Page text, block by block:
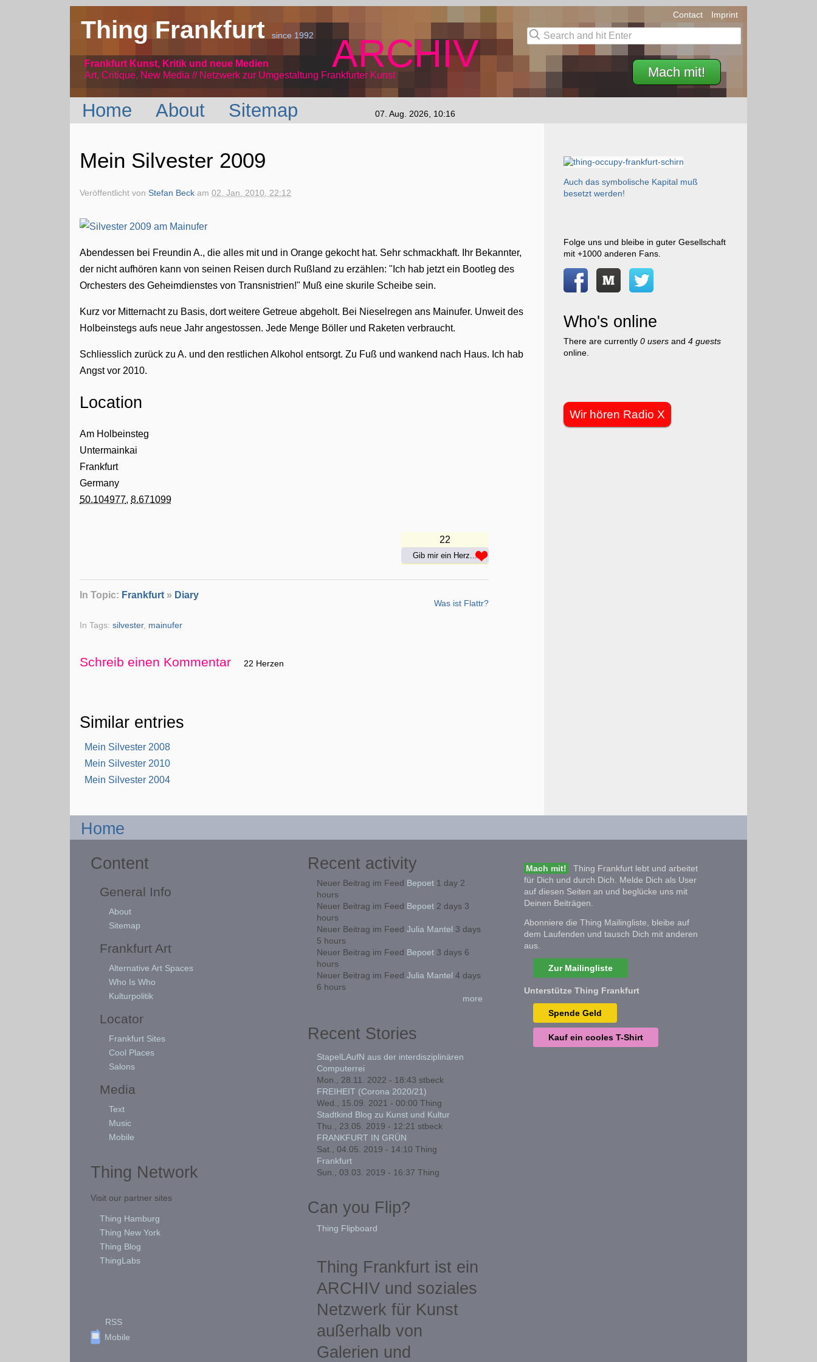
Thing Frankfurtsince 1992
Frankfurt Kunst, Kritik und neue Medien
Art, Critique, New Media // Netzwerk
ARCHIV
zur Umgestaltung Frankfurter Kunst Mach mit!
Contact Imprint
Home About Sitemap 07. Aug. 2026, 10:16
Mein Silvester 2009
Veröffentlicht vonStefan Beck am02. Jan. 2010, 22:12
Abendessen bei Freundin A., die alles mit und in Orange gekocht hat. Sehr schmackhaft. Ihr Bekannter,
der nicht aufhören kann von seinen Reisen durch Rußland zu erzählen: "Ich hab jetzt ein Bootleg des
Orchesters des Geheimdienstes von Transnistrien!" Muß eine skurile Scheibe sein.
Kurz vor Mitternacht zu Basis, dort weitere Getreue abgeholt. Bei Nieselregen ans Mainufer. Unweit des
Holbeinstegs aufs neue Jahr angestossen. Jede Menge Böller und Raketen verbraucht.
Schliesslich zurück zu A. und den restlichen Alkohol entsorgt. Zu Fuß und wankend nach Haus. Ich hab
Angst vor 2010.
Location
Am Holbeinsteg
Untermainkai
Frankfurt
Germany
50.104977,8.671099
22
Gib mir ein Herz...
In Topic: Frankfurt » Diary
In Tags:silvester, mainufer
Was ist Flattr?
Schreib einen Kommentar 22 Herzen
Similar entries
Mein Silvester 2008
Mein Silvester 2010
Mein Silvester 2004
Auch das symbolische Kapital muß
besetzt werden!
Folge uns und bleibe in guter Gesellschaft
mit +1000 anderen Fans.
Who's online
There are currently 0 usersand 4 guests
online.
Wir hören Radio X
Home
Content
General Info
About
Sitemap
Frankfurt Art
Alternative Art Spaces
Who Is Who
Kulturpolitik
Locator
Frankfurt Sites
Cool Places
Salons
Media
Text
Music
Mobile
Thing Network
Visit our partner sites
Thing Hamburg
Thing New York
Thing Blog
ThingLabs
RSS
Mobile
Recent activity
Neuer Beitrag im Feed Bepoet1 day 2
hours
Neuer Beitrag im Feed Bepoet2 days 3
hours
Neuer Beitrag im Feed Julia Mantel 3 days
5 hours
Neuer Beitrag im Feed Bepoet3 days 6
hours
Neuer Beitrag im Feed Julia Mantel 4 days
6 hours
more
Recent Stories
StapelLAufN aus der interdisziplinären
Computerrei
Mon., 28.11. 2022 - 18:43 stbeck
FREIHEIT (Corona 2020/21)
Wed., 15.09. 2021 - 00:00 Thing
Stadtkind Blog zu Kunst und Kultur
Thu., 23.05. 2019 - 12:21 stbeck
FRANKFURT IN GRÜN
Sat., 04.05. 2019 - 14:10 Thing
Frankfurt
Sun., 03.03. 2019 - 16:37 Thing
Can you Flip?
Thing Flipboard
Thing Frankfurt ist ein
ARCHIV und soziales
Netzwerk für Kunst
außerhalb von
Galerien und
Mach mit!
Thing Frankfurt lebt und arbeitet
für Dich und durch Dich. Melde Dich als User
auf diesen Seiten an und beglücke uns mit
Deinen Beiträgen.
Abonniere die Thing Mailingliste, bleibe auf
dem Laufenden und tausch Dich mit anderen
aus.
Zur Mailingliste
Unterstütze Thing Frankfurt
Spende Geld
Kauf ein cooles T-Shirt